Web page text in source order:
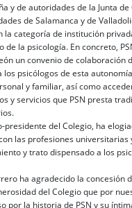
y de autoridades de la Junta de
de Salamanca y de
la categoría de institución
la psicología. En concreto,
un convenio de colaboración
los psicólogos de esta
y familiar, así como
y servicios que PSN presta
presidente del Colegio, ha
las profesiones universitarias
y trato dispensado a los
ha agradecido la concesión
del Colegio que por
por la historia de PSN y su